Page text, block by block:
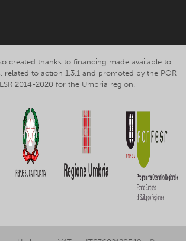
created thanks to financing made available to
related to action 1.3.1 and promoted by the POR
2014-2020 for the Umbria region.